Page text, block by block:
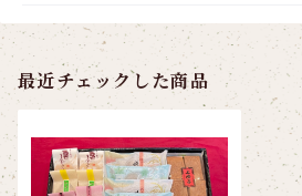
最近チェックした商品